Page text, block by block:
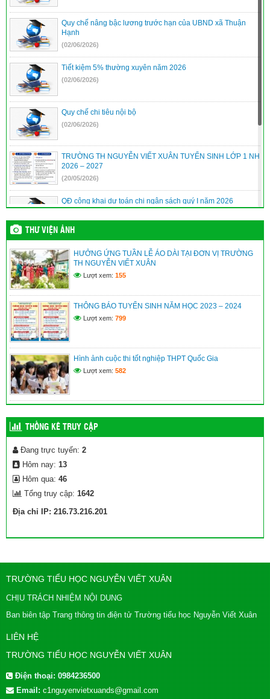
Quy chế nâng bậc lương trước hạn của UBND xã Thuận
Hạnh
(02/06/2026)
Tiết kiệm 5% thường xuyên năm 2026
(02/06/2026)
Quy chế chi tiêu nội bộ
(02/06/2026)
TRƯỜNG TH NGUYỄN VIẾT XUÂN TUYỂN SINH LỚP 1 NH
2026 – 2027
(20/05/2026)
QĐ công khai dự toán chi ngân sách quý I năm 2026
(10/04/2026)
Quyết định phê duyệt danh sách hưởng chế độ học kỳ II năm
học 2025-2026
(10/04/2026)
THƯ VIỆN ẢNH
HƯỞNG ỨNG TUẦN LỄ ÁO DÀI TẠI ĐƠN VỊ TRƯỜNG
TH NGUYỄN VIẾT XUÂN
Lượt xem: 155
THÔNG BÁO TUYỂN SINH NĂM HỌC 2023 – 2024
Lượt xem: 799
Hình ảnh cuộc thi tốt nghiệp THPT Quốc Gia
Lượt xem: 582
THỐNG KÊ TRUY CẬP
Đang trực tuyến: 2
Hôm nay: 13
Hôm qua: 46
Tổng truy cập: 1642
Địa chỉ IP: 216.73.216.201
TRƯỜNG TIỂU HỌC NGUYỄN VIẾT XUÂN
CHỊU TRÁCH NHIỆM NỘI DUNG
Ban biên tập Trang thông tin điện tử Trường tiểu học Nguyễn Viết Xuân
LIÊN HỆ
TRƯỜNG TIỂU HỌC NGUYỄN VIẾT XUÂN
Điện thoại:0984236500
Email:c1nguyenvietxuands@gmail.com